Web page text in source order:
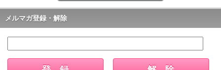
メルマガ登録・解除